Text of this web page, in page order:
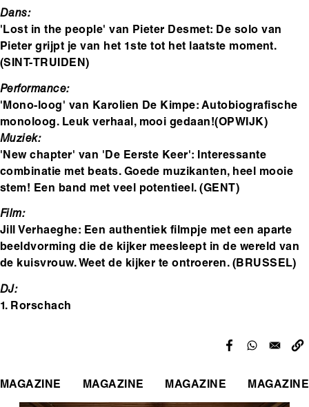
Dans:
'Lost in the people' van Pieter Desmet: De solo van
Pieter grijpt je van het 1ste tot het laatste moment.
(SINT-TRUIDEN)
Performance:
'Mono-loog' van Karolien De Kimpe: Autobiografische
monoloog. Leuk verhaal, mooi gedaan!(OPWIJK)
Muziek:
'New chapter' van 'De Eerste Keer': Interessante
combinatie met beats. Goede muzikanten, heel mooie
stem! Een band met veel potentieel. (GENT)
Film:
Jill Verhaeghe: Een authentiek filmpje met een aparte
beeldvorming die de kijker meesleept in de wereld van
de kuisvrouw. Weet de kijker te ontroeren. (BRUSSEL)
DJ:
1. Rorschach
MAGAZINE MAGAZINE MAGAZINE MAGAZINE